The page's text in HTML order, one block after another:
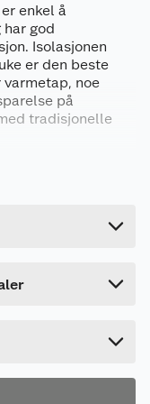
enkel å
god
Isolasjonen
er den beste
noe
på
tradisjonelle
mest unike
Den er
5711094002713
1039344